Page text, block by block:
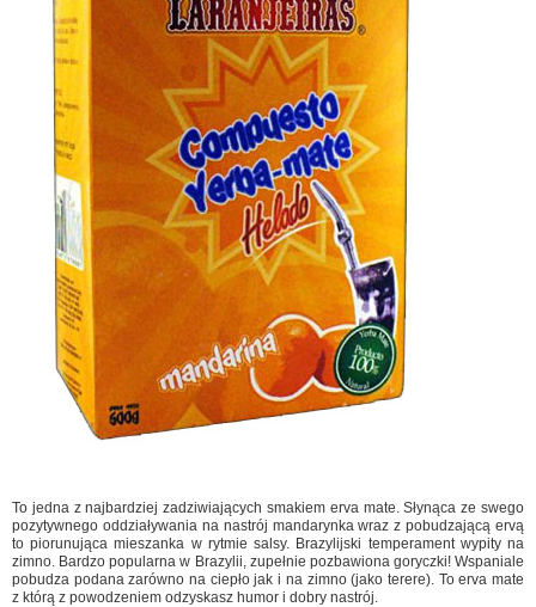
To jedna z najbardziej zadziwiających smakiem erva mate. Słynąca ze swego
pozytywnego oddziaływania na nastrój mandarynka wraz z pobudzającą ervą
to piorunująca mieszanka w rytmie salsy. Brazylijski temperament wypity na
zimno. Bardzo popularna w Brazylii, zupełnie pozbawiona goryczki! Wspaniale
pobudza podana zarówno na ciepło jak i na zimno (jako terere). To erva mate
z którą z powodzeniem odzyskasz humor i dobry nastrój.